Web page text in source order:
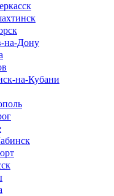
на-Дону
на-Кубани